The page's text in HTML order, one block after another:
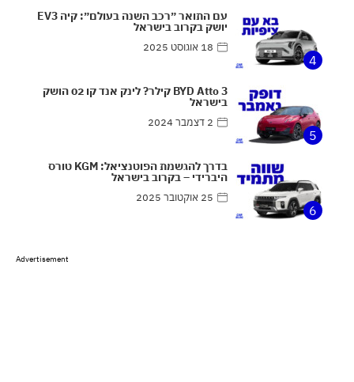
4
עם התואר ״רכב השנה בעולם״: קיה EV3
יושק בקרוב בישראל
18 אוגוסט 2025
5
BYD Atto 3 קילר? לינק אנד קו 02 הושק
בישראל
2 דצמבר 2024
6
בדרך להגשמת הפוטנציאל: KGM טורס
היברידי – בקרוב בישראל
25 אוקטובר 2025
Advertisement